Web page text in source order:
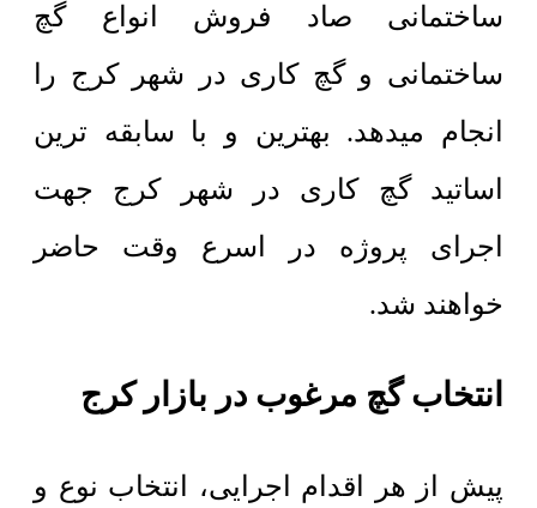
ساختمانی صاد فروش انواع گچ
ساختمانی و گچ کاری در شهر کرج را
انجام میدهد. بهترین و با سابقه ترین
اساتید گچ کاری در شهر کرج جهت
اجرای پروژه در اسرع وقت حاضر
خواهند شد.
انتخاب گچ مرغوب در بازار کرج
پیش از هر اقدام اجرایی، انتخاب نوع و